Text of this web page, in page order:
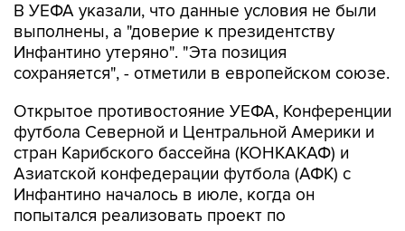
В УЕФА указали, что данные условия не были
выполнены, а "доверие к президентству
Инфантино утеряно". "Эта позиция
сохраняется", - отметили в европейском союзе.
Открытое противостояние УЕФА, Конференции
футбола Северной и Центральной Америки и
стран Карибского бассейна (КОНКАКАФ) и
Азиатской конфедерации футбола (АФК) с
Инфантино началось в июле, когда он
попытался реализовать проект по